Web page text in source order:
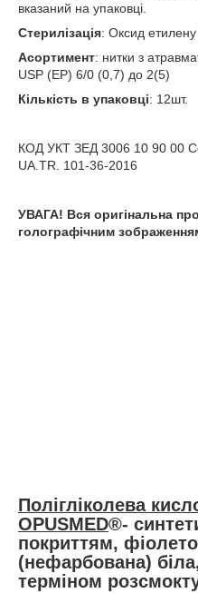
вказаний на упаковці.
Стерилізація: Оксид
Асортимент: нитки з
USP (EP) 6/0 (0,7) до 2(5)
Кількість в упаковці: 12шт.
КОД УКТ ЗЕД 3006 10 90 00
UA.TR. 101-36-2016
УВАГА! Вся оригінальна
голографічним
Полігліколева
OPUSMED®-
покриттям,
(нефарбована)
терміном